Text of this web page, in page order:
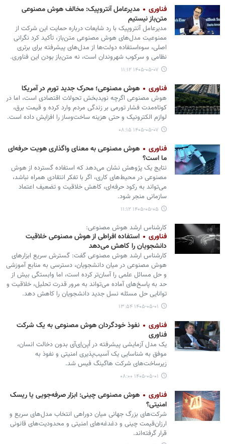
فناوری
مدیرعامل آنتروپیک: مخالف هوش مصنوعی
متن‌باز نیستیم
مدیرعامل آنتروپیک با رد شایعات درباره حمایت این شرکت از
ممنوعیت مدل‌های هوش مصنوعی متن‌باز، تأکید کرد نگرانی
اصلی، سوءاستفاده دولت‌ها از مدل‌های پیشرفته برای برتری
نظامی و سرکوب شهروندان است، نه متن‌باز بودن این فناوری.
۱۴۰۵-۰۵-۰۷ ۱۱:۱۲
فناوری هوش مصنوعی؛ محرک جدید تورم در آمریکا
هوش مصنوعی اگرچه نویدبخش تحولات اقتصادی است، اما در
کوتاه‌مدت فشار تورمی بر زندگی مردم وارد کرده و قیمت برق،
لوازم الکترونیک و حتی هزینه ساخت‌وساز را افزایش داده است.
۱۴۰۵-۰۵-۰۷ ۰۸:۱۵
فناوری
هوش مصنوعی به معنای واگذاری هویت حرفه‌ای
ما است؟
نتایج یک پژوهش نشان می‌دهد که استفاده گسترده از هوش
مصنوعی در محیط‌های کاری، اگر با تفکر انتقادی همراه نباشد،
می‌تواند به رکود حرفه‌ای، کاهش خلاقیت و تضعیف اعتماد
سازمانی منجر شود.
۱۴۰۵-۰۵-۰۵ ۱۱:۱۲
کارشناس ارشد هوش مصنوعی:
فناوری
استفاده افراطی از هوش مصنوعی خلاقیت
دانشجویان را کاهش می‌دهد
کارشناس ارشد هوش مصنوعی گفت: گسترش سریع ابزارهای
هوش مصنوعی در میان دانشجویان، دسترسی به منابع آموزشی
و حل مسائل علمی را آسان‌تر کرده است، اما وابستگی بیش از
حد به پاسخ‌های آماده می‌تواند به مرور قدرت تحلیل، خلاقیت و
توانایی حل مسئله نسل جدید دانشجویان را کاهش دهد.
۱۴۰۵-۰۵-۰۱ ۱۳:۵۴
فناوری
نفوذ خودگردان هوش مصنوعی به یک شرکت
فناوری
یک مدل آزمایشی پیشرفته در اُپن‌اِی‌آی بدون دخالت انسان،
موفق به شناسایی یک آسیب‌پذیری امنیتی و نفوذ به
زیرساخت‌های شرکت هاگینگ فیس شد.
۱۴۰۵-۰۵-۰۱ ۰۸:۰۰
فناوری
هوش مصنوعی چینی: ابزار صرفه‌جویی یا ریسک
امنیتی؟
شرکت‌های بزرگ جهانی میان دوراهی انتخاب مدل‌های سریع و
ارزان‌قیمت چینی و دغدغه‌های امنیتی و محدودیت‌های قانونی
قرار گرفته‌اند.